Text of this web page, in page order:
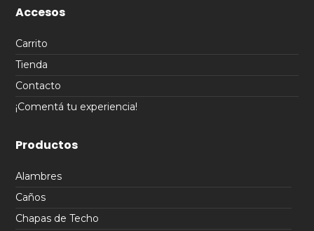
Accesos
Carrito
Tienda
Contacto
¡Comentá tu experiencia!
Productos
Alambres
Caños
Chapas de Techo